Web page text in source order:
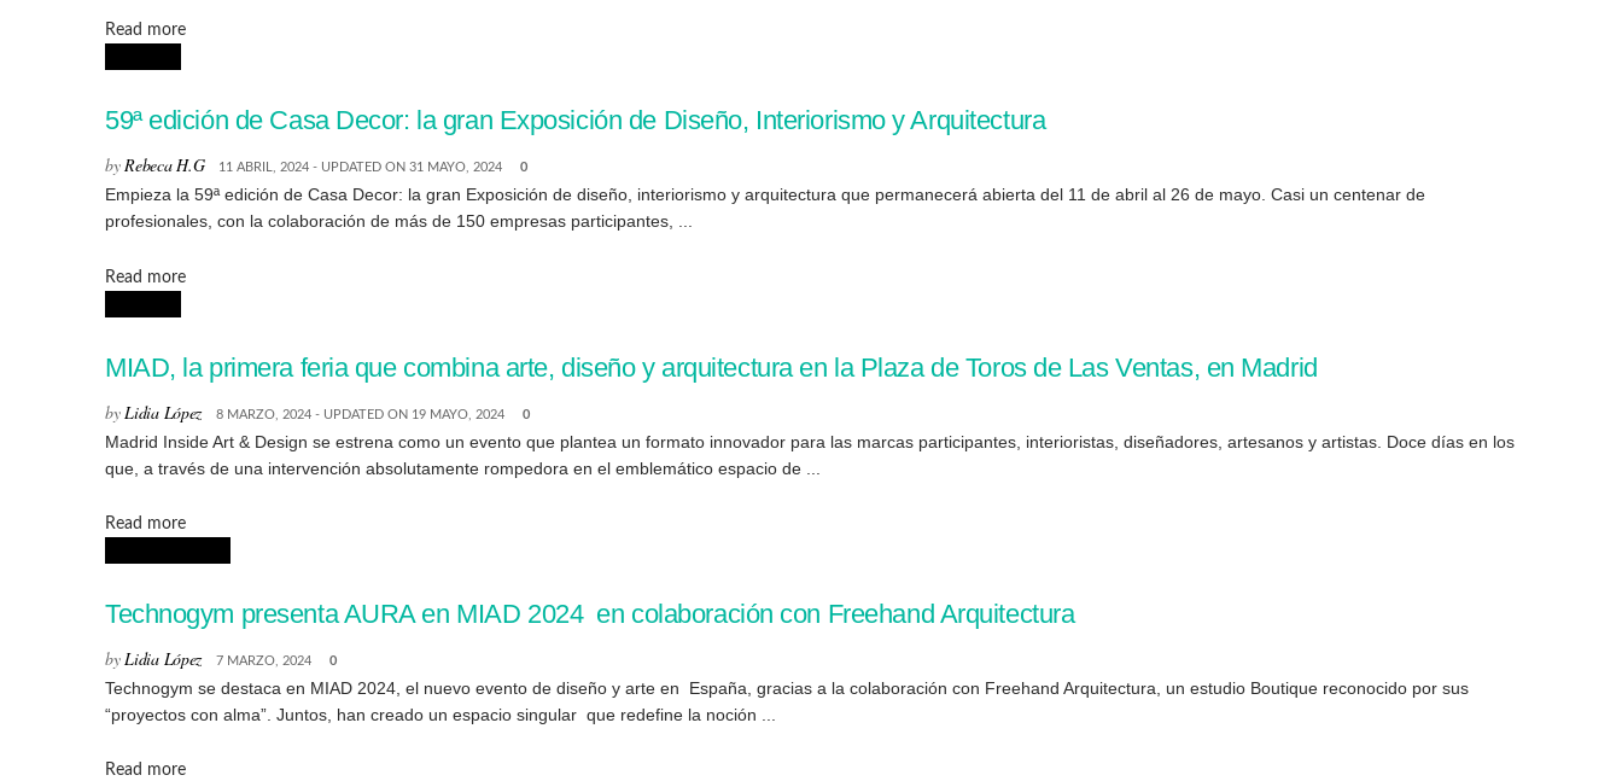
Read moreDetails
59ª edición de Casa Decor: la gran Exposición de Diseño, Interiorismo y Arquitectura
byRebeca H.G 11 ABRIL, 2024 - UPDATED ON 31 MAYO, 2024 0
Empieza la 59ª edición de Casa Decor: la gran Exposición de diseño, interiorismo y arquitectura que permanecerá abierta del 11 de abril al 26 de mayo. Casi un centenar de
profesionales, con la colaboración de más de 150 empresas participantes, ...
Read moreDetails
MIAD, la primera feria que combina arte, diseño y arquitectura en la Plaza de Toros de Las Ventas, en Madrid
by Lidia López 8 MARZO, 2024 - UPDATED ON 19 MAYO, 2024 0
Madrid Inside Art & Design se estrena como un evento que plantea un formato innovador para las marcas participantes, interioristas, diseñadores, artesanos y artistas. Doce días en los
que, a través de una intervención absolutamente rompedora en el emblemático espacio de ...
Read moreDetails
Technogym presenta AURA en MIAD 2024 en colaboración con Freehand Arquitectura
byLidia López 7 MARZO, 2024 0
Technogym se destaca en MIAD 2024, el nuevo evento de diseño y arte en España, gracias a la colaboración con Freehand Arquitectura, un estudio Boutique reconocido por sus
“proyectos con alma”. Juntos, han creado un espacio singular que redefine la noción ...
Read moreDetails